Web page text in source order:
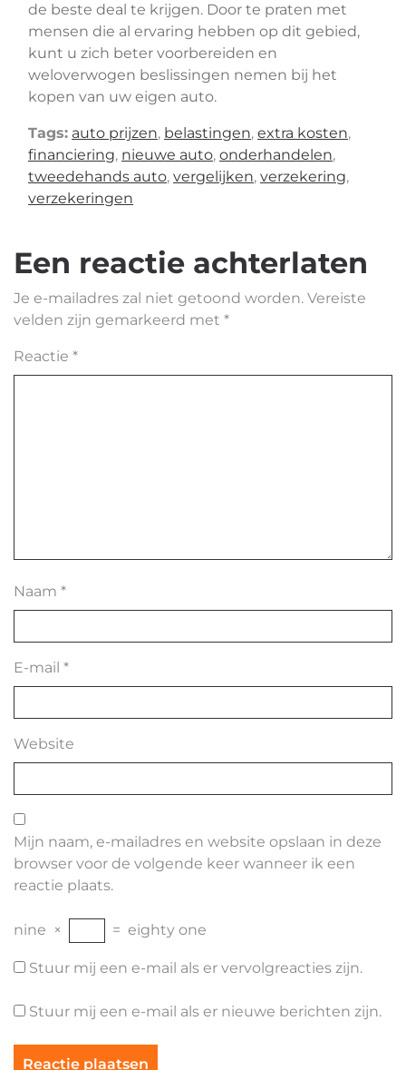
de beste deal te krijgen. Door te praten met
mensen die al ervaring hebben op dit gebied,
kunt u zich beter voorbereiden en
weloverwogen beslissingen nemen bij het
kopen van uw eigen auto.
Tags: auto prijzen, belastingen, extra kosten,
financiering, nieuwe auto, onderhandelen,
tweedehands auto, vergelijken, verzekering,
verzekeringen
Een reactie achterlaten
Je e-mailadres zal niet getoond worden. Vereiste
velden zijn gemarkeerd met *
Reactie *
Naam *
E-mail *
Website
Mijn naam, e-mailadres en website opslaan in deze
browser voor de volgende keer wanneer ik een
reactie plaats.
nine × = eighty one
Stuur mij een e-mail als er vervolgreacties zijn.
Stuur mij een e-mail als er nieuwe berichten zijn.